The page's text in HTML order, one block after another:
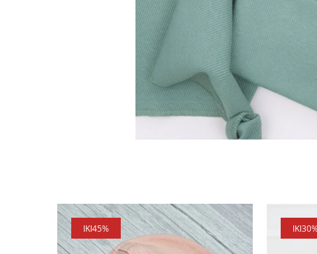
IKI45% IKI